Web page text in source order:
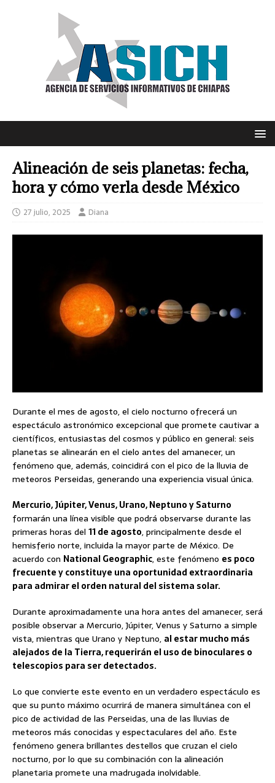
Alineación de seis planetas: fecha,
hora y cómo verla desde México
27 julio, 2025 Diana
Durante el mes de agosto, el cielo nocturno ofrecerá un
espectáculo astronómico excepcional que promete cautivar a
científicos, entusiastas del cosmos y público en general: seis
planetas se alinearán en el cielo antes del amanecer, un
fenómeno que, además, coincidirá con el pico de la lluvia de
meteoros Perseidas, generando una experiencia visual única.
Mercurio, Júpiter, Venus, Urano, Neptuno y Saturno
formarán una línea visible que podrá observarse durante las
primeras horas del 11 de agosto, principalmente desde el
hemisferio norte, incluida la mayor parte de México. De
acuerdo con National Geographic, este fenómeno es poco
frecuente y constituye una oportunidad extraordinaria
para admirar el orden natural del sistema solar.
Durante aproximadamente una hora antes del amanecer, será
posible observar a Mercurio, Júpiter, Venus y Saturno a simple
vista, mientras que Urano y Neptuno, al estar mucho más
alejados de la Tierra, requerirán el uso de binoculares o
telescopios para ser detectados.
Lo que convierte este evento en un verdadero espectáculo es
que su punto máximo ocurrirá de manera simultánea con el
pico de actividad de las Perseidas, una de las lluvias de
meteoros más conocidas y espectaculares del año. Este
fenómeno genera brillantes destellos que cruzan el cielo
nocturno, por lo que su combinación con la alineación
planetaria promete una madrugada inolvidable.